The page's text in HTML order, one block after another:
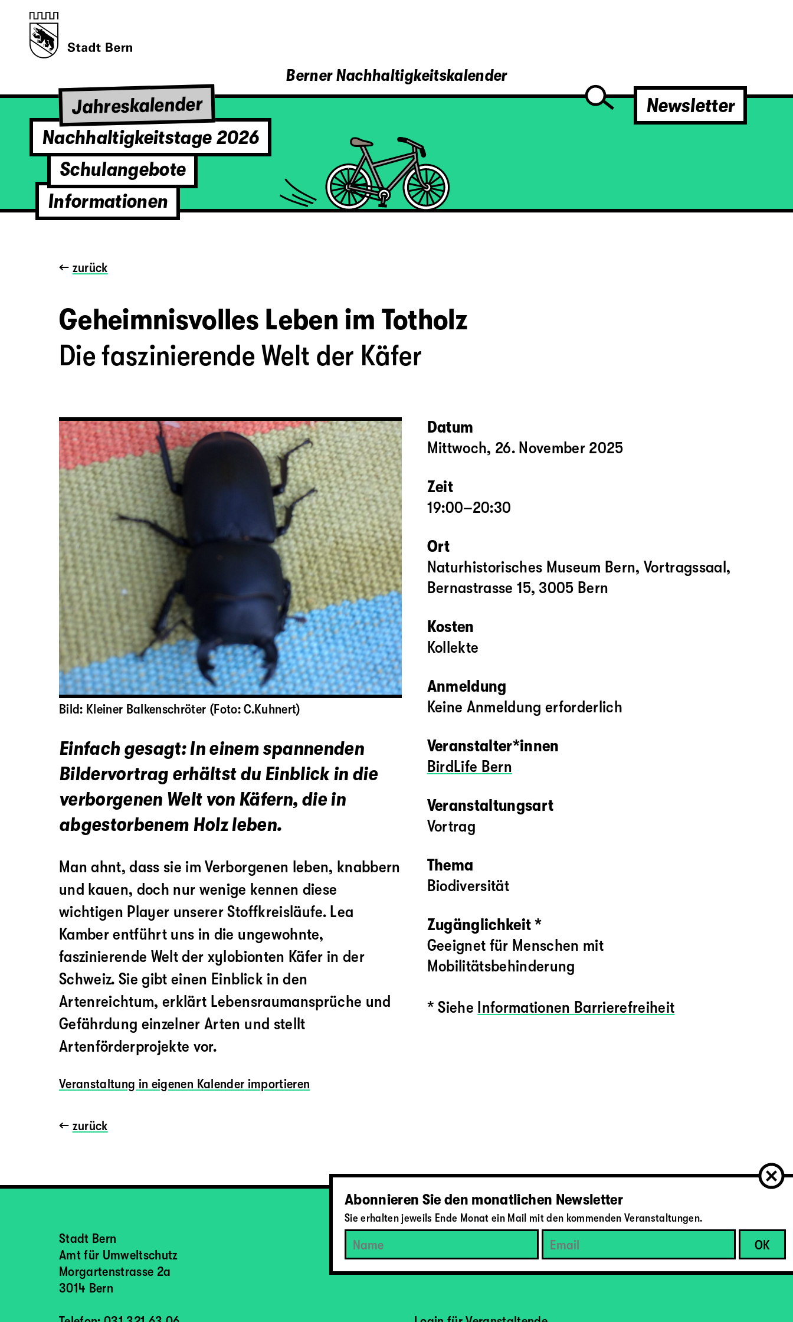
Berner Nachhaltigkeitskalender
Jahreskalender
Nachhaltigkeitstage 2026
Schulangebote
Informationen
Newsletter
← zurück
Geheimnisvolles Leben im Totholz
Die faszinierende Welt der Käfer
Bild: Kleiner Balkenschröter (Foto: C.Kuhnert)
Einfach gesagt: In einem spannenden
Bildervortrag erhältst du Einblick in die
verborgenen Welt von Käfern, die in
abgestorbenem Holz leben.
Man ahnt, dass sie im Verborgenen leben, knabbern
und kauen, doch nur wenige kennen diese
wichtigen Player unserer Stoffkreisläufe. Lea
Kamber entführt uns in die ungewohnte,
faszinierende Welt der xylobionten Käfer in der
Schweiz. Sie gibt einen Einblick in den
Artenreichtum, erklärt Lebensraumansprüche und
Gefährdung einzelner Arten und stellt
Artenförderprojekte vor.
Veranstaltung in eigenen Kalender importieren
Datum
Mittwoch, 26. November 2025
Zeit
19:00–20:30
Ort
Naturhistorisches Museum Bern, Vortragssaal,
Bernastrasse 15, 3005 Bern
Kosten
Kollekte
Anmeldung
Keine Anmeldung erforderlich
Veranstalter*innen
BirdLife Bern
Veranstaltungsart
Vortrag
Thema
Biodiversität
Zugänglichkeit *
Geeignet für Menschen mit
Mobilitätsbehinderung
* Siehe Informationen Barrierefreiheit
← zurück
Stadt Bern
Amt für Umweltschutz
Morgartenstrasse 2a
3014 Bern
Abonnieren Sie den monatlichen Newsletter
Sie erhalten jeweils Ende Monat ein Mail mit den kommenden Veranstaltungen.